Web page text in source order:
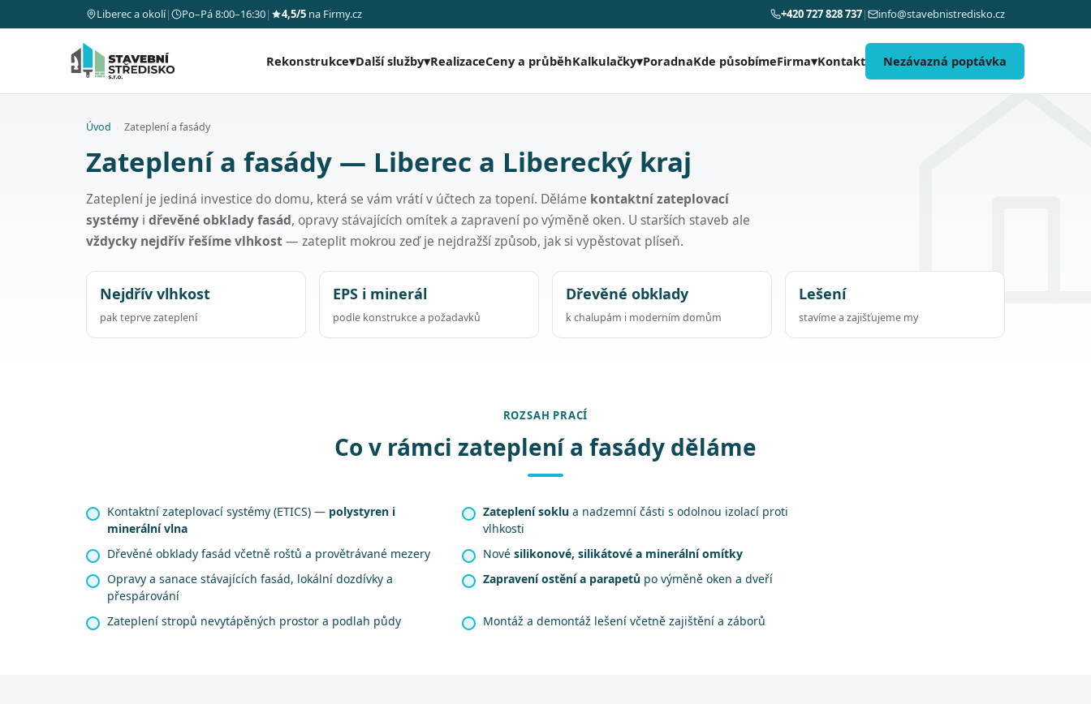
Liberec a okolí| Po–Pá 8:00–16:30| 4,5/5 na Firmy.cz +420 727 828 737| info@stavebnistredisko.cz
Rekonstrukce▾Další služby▾RealizaceCeny a průběhKalkulačky▾PoradnaKde působímeFirma▾Kontakt Nezávazná poptávka
Úvod Zateplení a fasády
Zateplení a fasády — Liberec a Liberecký kraj
Zateplení je jediná investice do domu, která se vám vrátí v účtech za topení. Děláme kontaktní zateplovací
systémy i dřevěné obklady fasád, opravy stávajících omítek a zapravení po výměně oken. U starších staveb ale
vždycky nejdřív řešíme vlhkost— zateplit mokrou zeď je nejdražší způsob, jak si vypěstovat plíseň.
Nejdřív vlhkost
pak teprve zateplení
EPS i minerál
podle konstrukce a požadavků
Dřevěné obklady
k chalupám i moderním domům
Lešení
stavíme a zajišťujeme my
ROZSAH PRACÍ
Co v rámci zateplení a fasády děláme
Kontaktní zateplovací systémy (ETICS) — polystyren i
minerální vlna
Zateplení soklu a nadzemní části s odolnou izolací proti
vlhkosti
Dřevěné obklady fasád včetně roštů a provětrávané mezery
Nové silikonové, silikátové a minerální omítky
Opravy a sanace stávajících fasád, lokální dozdívky a
přespárování
Zapravení ostění a parapetů po výměně oken a dveří
Zateplení stropů nevytápěných prostor a podlah půdy Montáž a demontáž lešení včetně zajištění a záborů